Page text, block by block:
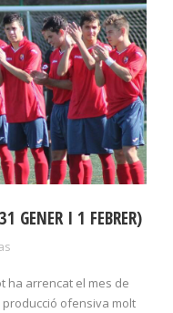
GENER I 1 FEBRER)
ha arrencat el mes de
ofensiva molt